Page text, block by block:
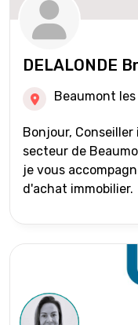
DELALONDE
Beaumont les
Bonjour, Conseiller immobilier du réseau IAD sur le
secteur de
je vous
d'achat immobilier.